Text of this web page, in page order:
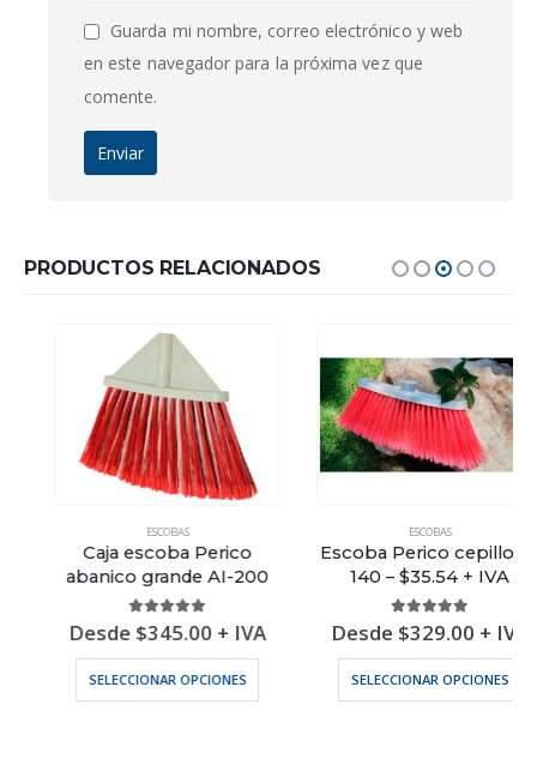
Guarda mi nombre, correo electrónico y web
en este navegador para la próxima vez que
comente.
PRODUCTOS RELACIONADOS
ESCOBAS
Caja escoba Perico
abanico grande AI-200
5.00 out of 5
Desde$345.00+ IVA
SELECCIONAR OPCIONES
Este producto tiene múltiples variantes. Las opciones se pueden elegir en la página de producto
ESCOBAS
Escoba Perico cepillo P-
140 – $35.54 + IVA
5.00 out of 5
Desde$329.00+ IVA
SELECCIONAR OPCIONES
Este producto tiene múltiples variantes. Las opciones se